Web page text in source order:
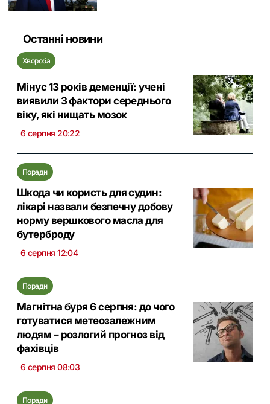
Останні новини
Хвороба
Мінус 13 років деменції: учені
виявили 3 фактори середнього
віку, які нищать мозок
6 серпня 20:22
Поради
Шкода чи користь для судин:
лікарі назвали безпечну добову
норму вершкового масла для
бутерброду
6 серпня 12:04
Поради
Магнітна буря 6 серпня: до чого
готуватися метеозалежним
людям – розлогий прогноз від
фахівців
6 серпня 08:03
Поради